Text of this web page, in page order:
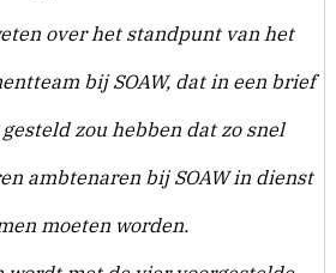
over het standpunt van het
bij SOAW, dat in een brief
zou hebben dat zo snel
ambtenaren bij SOAW in dienst
moeten worden.